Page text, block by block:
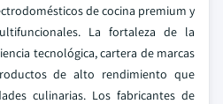
de cocina premium y
La fortaleza de la
tecnológica, cartera de marcas
de alto rendimiento que
culinarias. Los fabricantes de